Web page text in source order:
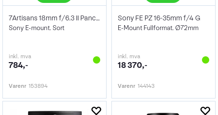
7Artisans 18mm f/6.3 II Pancake
Sony E-mount. Sort
inkl. mva
784,-
Varenr 153894
Sony FE PZ 16-35mm f/4 G
E-Mount Fullformat. Ø72mm
inkl. mva
18 370,-
Varenr 144143